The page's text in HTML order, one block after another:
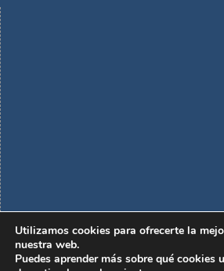
Política de privacidad
Utilizamos cookies para ofrecerte la
nuestra web.
Puedes aprender más sobre qué cookies